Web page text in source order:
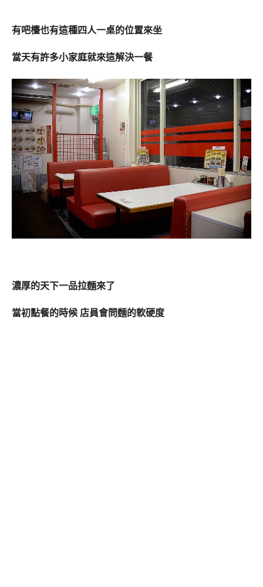
有吧檯也有這種四人一桌的位置來坐
當天有許多小家庭就來這解決一餐
濃厚的天下一品拉麵來了
當初點餐的時候 店員會問麵的軟硬度